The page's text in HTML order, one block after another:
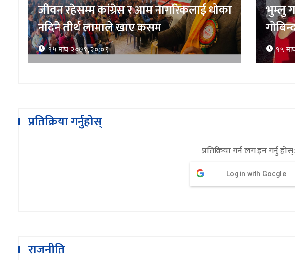
भुम्लु गाउँपालिका शिक्षक संघको अध्यक्षमा
गोबिन्दराज खरेल
१५ माघ २०७९,२०:५३
प्रतिक्रिया गर्नुहोस्
प्रतिक्रिया गर्न लग इन गर्नु होस्:
Log in with Google
राजनीति